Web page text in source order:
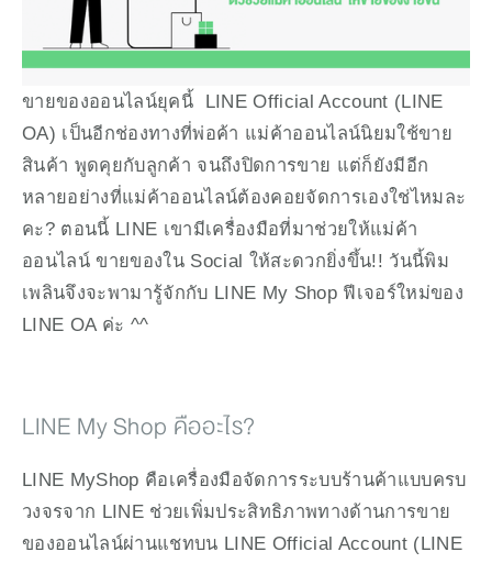
ขายของออนไลน์ยุคนี้  LINE Official Account (LINE
OA) เป็นอีกช่องทางที่พ่อค้า แม่ค้าออนไลน์นิยมใช้ขาย
สินค้า พูดคุยกับลูกค้า จนถึงปิดการขาย แต่ก็ยังมีอีก
หลายอย่างที่แม่ค้าออนไลน์ต้องคอยจัดการเองใช่ไหมละ
คะ? ตอนนี้ LINE เขามีเครื่องมือที่มาช่วยให้แม่ค้า
ออนไลน์ ขายของใน Social ให้สะดวกยิ่งขึ้น!! วันนี้พิม
เพลินจึงจะพามารู้จักกับ LINE My Shop ฟีเจอร์ใหม่ของ
LINE OA ค่ะ ^^
LINE My Shop คืออะไร?
LINE MyShop คือเครื่องมือจัดการระบบร้านค้าแบบครบ
วงจรจาก LINE ช่วยเพิ่มประสิทธิภาพทางด้านการขาย
ของออนไลน์ผ่านแชทบน LINE Official Account (LINE